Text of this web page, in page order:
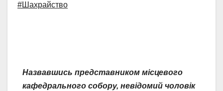
#Шахрайство
Назвавшись представником місцевого
кафедрального собору, невідомий чоловік